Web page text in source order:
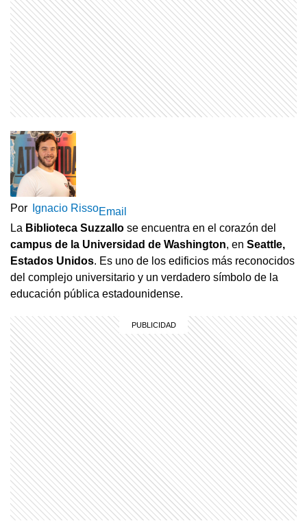
Por Ignacio RissoEmail
La Biblioteca Suzzallo se encuentra en el corazón del
campus de la Universidad de Washington, en Seattle,
Estados Unidos. Es uno de los edificios más reconocidos
del complejo universitario y un verdadero símbolo de la
educación pública estadounidense.